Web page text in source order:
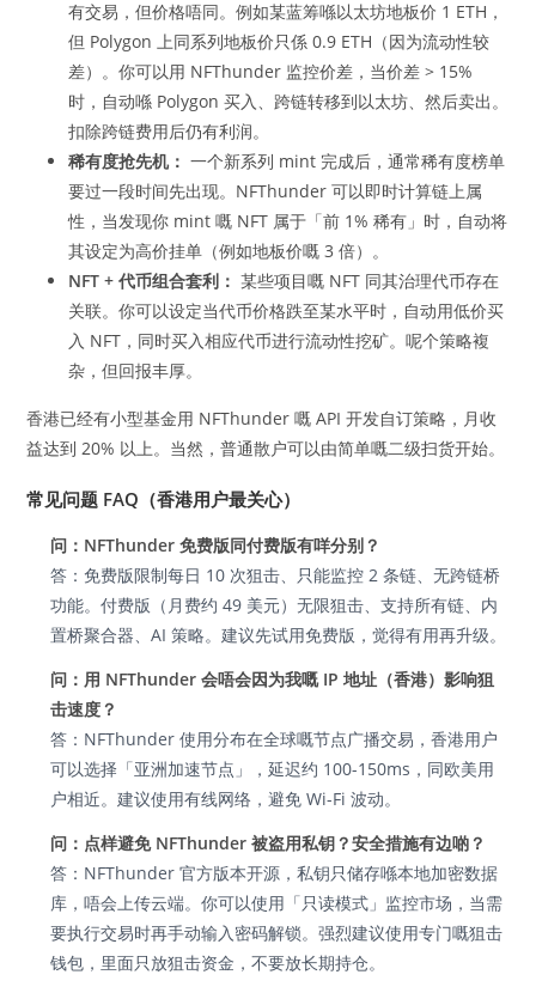
有交易，但价格唔同。例如某蓝筹喺以太坊地板价 1 ETH，
但 Polygon 上同系列地板价只係 0.9 ETH（因为流动性较
差）。你可以用 NFThunder 监控价差，当价差 > 15%
时，自动喺 Polygon 买入、跨链转移到以太坊、然后卖出。
扣除跨链费用后仍有利润。
稀有度抢先机： 一个新系列 mint 完成后，通常稀有度榜单
要过一段时间先出现。NFThunder 可以即时计算链上属
性，当发现你 mint 嘅 NFT 属于「前 1% 稀有」时，自动将
其设定为高价挂单（例如地板价嘅 3 倍）。
NFT + 代币组合套利： 某些项目嘅 NFT 同其治理代币存在
关联。你可以设定当代币价格跌至某水平时，自动用低价买
入 NFT，同时买入相应代币进行流动性挖矿。呢个策略複
杂，但回报丰厚。
香港已经有小型基金用 NFThunder 嘅 API 开发自订策略，月收
益达到 20% 以上。当然，普通散户可以由简单嘅二级扫货开始。
常见问题 FAQ（香港用户最关心）
问：NFThunder 免费版同付费版有咩分别？
答：免费版限制每日 10 次狙击、只能监控 2 条链、无跨链桥
功能。付费版（月费约 49 美元）无限狙击、支持所有链、内
置桥聚合器、AI 策略。建议先试用免费版，觉得有用再升级。
问：用 NFThunder 会唔会因为我嘅 IP 地址（香港）影响狙
击速度？
答：NFThunder 使用分布在全球嘅节点广播交易，香港用户
可以选择「亚洲加速节点」，延迟约 100-150ms，同欧美用
户相近。建议使用有线网络，避免 Wi-Fi 波动。
问：点样避免 NFThunder 被盗用私钥？安全措施有边啲？
答：NFThunder 官方版本开源，私钥只储存喺本地加密数据
库，唔会上传云端。你可以使用「只读模式」监控市场，当需
要执行交易时再手动输入密码解锁。强烈建议使用专门嘅狙击
钱包，里面只放狙击资金，不要放长期持仓。